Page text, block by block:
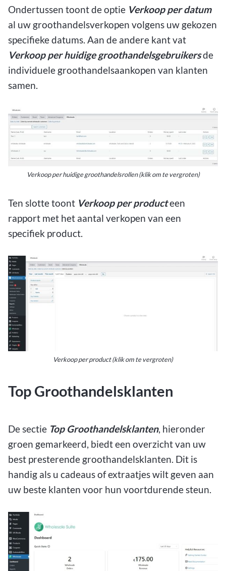
Ondertussen toont de optie Verkoop per datum
al uw groothandelsverkopen volgens uw gekozen
specifieke datums. Aan de andere kant vat
Verkoop per huidige groothandelsgebruikersde
individuele groothandelsaankopen van klanten
samen.
Verkoop per huidige groothandelsrollen (klik om te vergroten)
Ten slotte toont Verkoop per producteen
rapport met het aantal verkopen van een
specifiek product.
Verkoop per product (klik om te vergroten)
Top Groothandelsklanten
De sectie Top Groothandelsklanten, hieronder
groen gemarkeerd, biedt een overzicht van uw
best presterende groothandelsklanten. Dit is
handig als u cadeaus of extraatjes wilt geven aan
uw beste klanten voor hun voortdurende steun.